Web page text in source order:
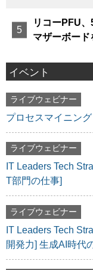
リコーPFU
マザーボード
イベント
ライブウェビナー
プロセスマイニン
ライブウェビナー
IT Leaders Tech
T部門の仕事]
ライブウェビナー
IT Leaders Tech
開発力] 生成AI時代